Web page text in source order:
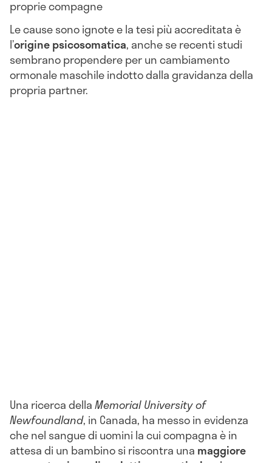
proprie compagne
Le cause sono ignote e la tesi più accreditata è
l’origine psicosomatica, anche se recenti studi
sembrano propendere per un cambiamento
ormonale maschile indotto dalla gravidanza della
propria partner.
Una ricerca dellaMemorial University of
Newfoundland, in Canada, ha messo in evidenza
che nel sangue di uomini la cui compagna è in
attesa di un bambino si riscontra una maggiore